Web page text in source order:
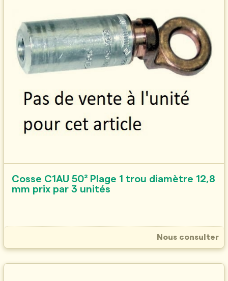
Cosse C1AU 50² Plage 1 trou diamètre 12,8
mm prix par 3 unités
Nous consulter